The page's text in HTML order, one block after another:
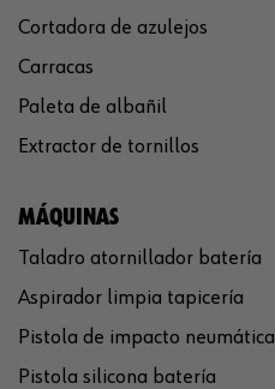
Cortadora de azulejos
Carracas
Paleta de albañil
Extractor de tornillos
MÁQUINAS
Taladro atornillador batería
Aspirador limpia tapicería
Pistola de impacto neumática
Pistola silicona batería